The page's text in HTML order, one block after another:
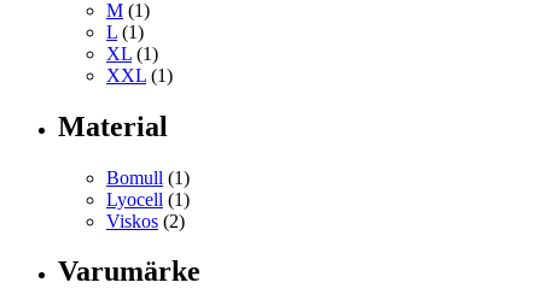
M (1)
L (1)
XL (1)
XXL (1)
Material
Bomull (1)
Lyocell (1)
Viskos (2)
Varumärke